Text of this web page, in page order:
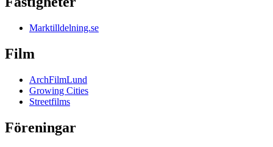
Marktilldelning.se
Film
ArchFilmLund
Growing Cities
Streetfilms
Föreningar